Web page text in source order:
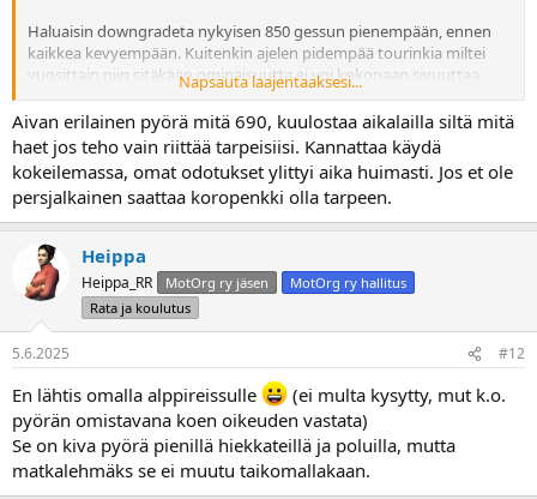
Haluaisin downgradeta nykyisen 850 gessun pienempään, ennen
kaikkea kevyempään. Kuitenkin ajelen pidempää tourinkia miltei
vuosittain niin sitäkään ominaisuutta ei voi kokonaan sivuuttaa.
Oikea ratkaisu on tietenkin kaksi tai useampi pyörää.
Sitten enempi arvailu kyssäri, onkohan tässä ja bemun 450 GS
konseptissa kenties sama motti? Vai onko tuo 450 kuution mylly
rajana jollain isolla markkina-alueella.
Napsauta laajentaaksesi...
Aivan erilainen pyörä mitä 690, kuulostaa aikalailla siltä mitä
haet jos teho vain riittää tarpeisiisi. Kannattaa käydä
kokeilemassa, omat odotukset ylittyi aika huimasti. Jos et ole
persjalkainen saattaa koropenkki olla tarpeen.
Heippa
Heippa_RR MotOrg ry jäsen
MotOrg ry hallitus
Rata ja koulutus
5.6.2025 #12
En lähtis omalla alppireissulle
(ei multa kysytty, mut k.o.
pyörän omistavana koen oikeuden vastata)
Se on kiva pyörä pienillä hiekkateillä ja poluilla, mutta
matkalehmäks se ei muutu taikomallakaan.